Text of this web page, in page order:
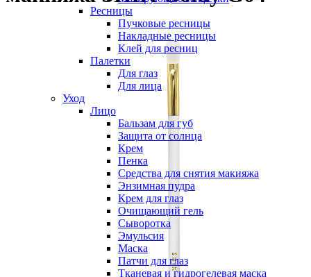
Ресницы
Пучковые ресницы
Накладные ресницы
Клей для ресниц
Палетки
Для глаз
Для лица
Уход
Лицо
Бальзам для губ
Защита от солнца
Крем
Пенка
Средства для снятия макияжа
Энзимная пудра
Крем для глаз
Очищающий гель
Сыворотка
Эмульсия
Маска
Патчи для глаз
Тканевая и гидрогелевая маска